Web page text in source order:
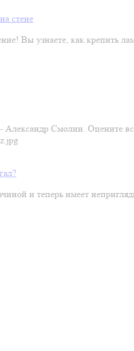
стене
Вы узнаете, как крепить
- Александр Смолин. Оцените
и теперь имеет